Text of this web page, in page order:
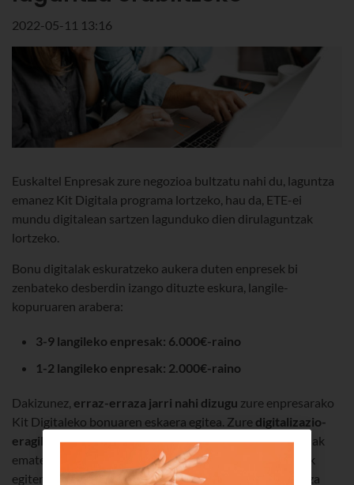
2022-05-11 13:16
Euskaltel Enpresak zure negozioa bultzatu nahi du, laguntza
emanez Kit Digitala programa lortzeko, hau da, ETE-ei
mundu digitalean sartzen lagunduko dien dirulaguntzak
lortzeko.
Bonu digitalak eskuratzeko aukera duten enpresek bi
zenbateko desberdin izango dituzte eskura, langile-
kopuruaren arabera:
3-9 langileko enpresak: 6.000€-raino
1-2 langileko enpresak: 2.000€-raino
Dakizunez, erraz-erraza jarri nahi dizugu zure enpresarako
Kit Digitaleko bonuaren eskaera egitea. Zure digitalizazio-
eragilea
izanik,soluzio digitalegokienei buruzko aholkuak
emateaz eta horiek inplementatzeaz gain, lehen urratsak
egiten lagunduko dizugu, eta guk eskatuko dugu laguntza